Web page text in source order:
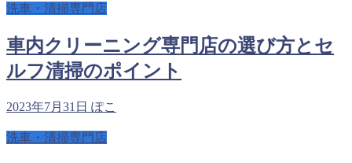
洗車・清掃専門店
車内クリーニング専門店の選び方とセ
ルフ清掃のポイント
2023年7月31日 ぽこ
洗車・清掃専門店